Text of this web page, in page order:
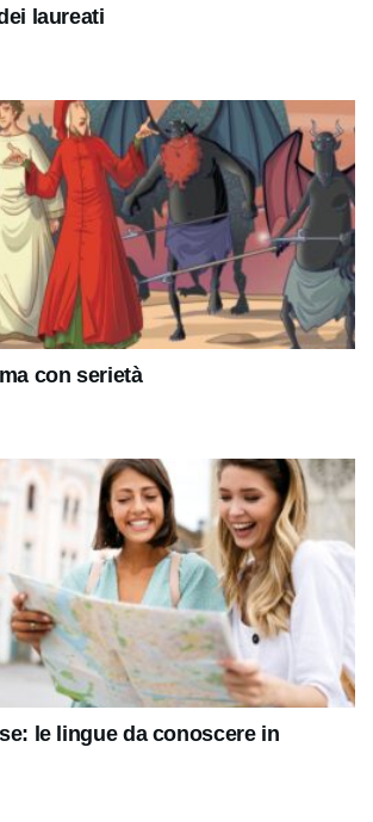
laureati
con serietà
le lingue da conoscere in